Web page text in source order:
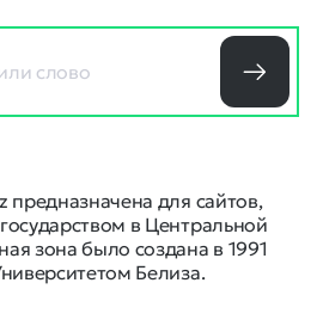
предназначена для сайтов,
в Центральной
зона было создана в 1991
Белиза.